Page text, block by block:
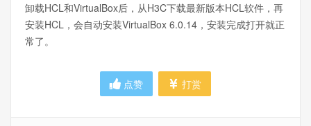
卸载HCL和VirtualBox后，从H3C下载最新版本HCL软件，再
安装HCL，会自动安装VirtualBox 6.0.14，安装完成打开就正
常了。
点赞 打赏